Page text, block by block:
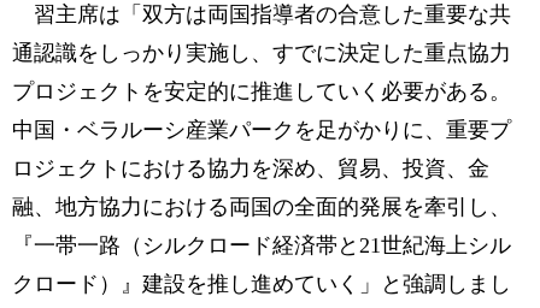
習主席は「双方は両国指導者の合意した重要な共
通認識をしっかり実施し、すでに決定した重点協力
プロジェクトを安定的に推進していく必要がある。
中国・ベラルーシ産業パークを足がかりに、重要プ
ロジェクトにおける協力を深め、貿易、投資、金
融、地方協力における両国の全面的発展を牽引し、
『一帯一路（シルクロード経済帯と21世紀海上シル
クロード）』建設を推し進めていく」と強調しまし